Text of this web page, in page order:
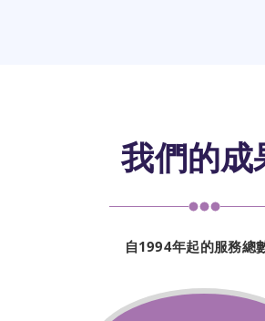
我們的成
自1994年起的服務總